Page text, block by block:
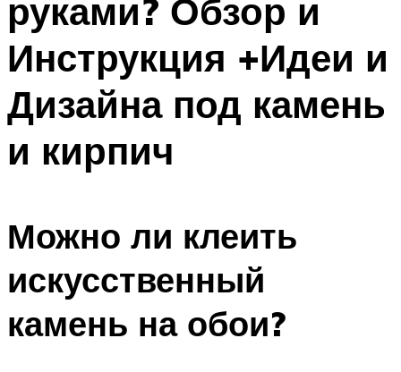
руками? Обзор и
Инструкция +Идеи и
Дизайна под камень
и кирпич
Можно ли клеить
искусственный
камень на обои?